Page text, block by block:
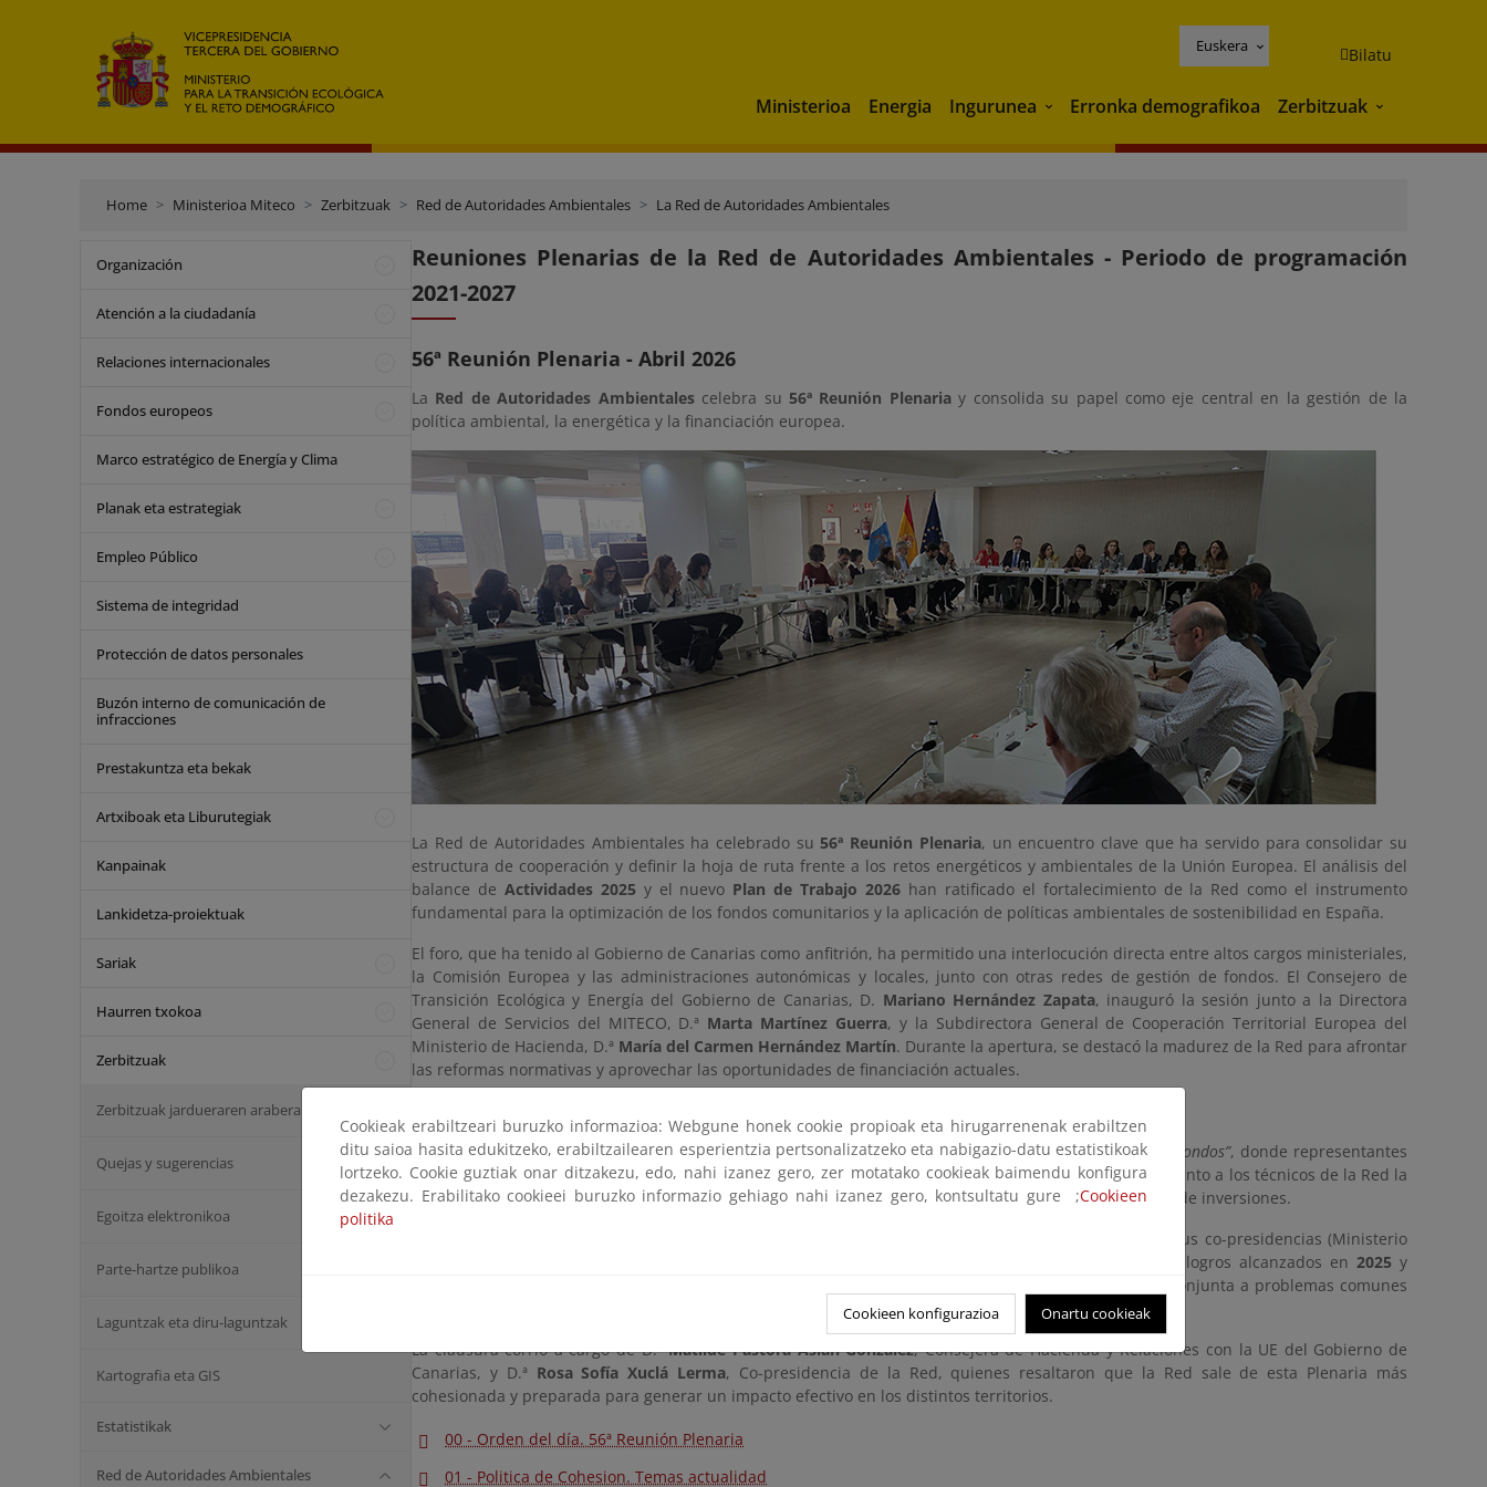
Euskera Bilatu
Ministerioa Energia Ingurunea Ingurunea
Erronka demografikoa Zerbitzuak Zerbitzuak
Home Ministerioa Miteco Zerbitzuak Red de Autoridades Ambientales La Red de Autoridades Ambientales
Organización
Atención a la ciudadanía
Relaciones internacionales
Fondos europeos
Marco estratégico de Energía y Clima
Planak eta estrategiak
Empleo Público
Sistema de integridad
Protección de datos personales
Buzón interno de comunicación de
infracciones
Prestakuntza eta bekak
Artxiboak eta Liburutegiak
Kanpainak
Lankidetza-proiektuak
Sariak
Haurren txokoa
Zerbitzuak
Zerbitzuak jardueraren arabera
Quejas y sugerencias
Egoitza elektronikoa
Parte-hartze publikoa
Laguntzak eta diru-laguntzak
Kartografia eta GIS
Estatistikak
Red de Autoridades Ambientales
Reuniones Plenarias de la Red de Autoridades Ambientales - Periodo de programación
2021-2027
56ª Reunión Plenaria - Abril 2026
La Red de Autoridades Ambientalescelebra su56ª Reunión Plenariay consolida su papel como eje central en la gestión de la
política ambiental, la energética y la financiación europea.
La Red de Autoridades Ambientales ha celebrado su56ª Reunión Plenaria, un encuentro clave que ha servido para consolidar su
estructura de cooperación y definir la hoja de ruta frente a los retos energéticos y ambientales de la Unión Europea. El análisis del
balance de Actividades 2025y el nuevo Plan de Trabajo 2026 han ratificado el fortalecimiento de la Red como el instrumento
fundamental para la optimización de los fondos comunitarios y la aplicación de políticas ambientales de sostenibilidad en España.
El foro, que ha tenido al Gobierno de Canarias como anfitrión, ha permitido una interlocución directa entre altos cargos ministeriales,
la Comisión Europea y las administraciones autonómicas y locales, junto con otras redes de gestión de fondos. El Consejero de
Transición Ecológica y Energía del Gobierno de Canarias, D. Mariano Hernández Zapata, inauguró la sesión junto a la Directora
General de Servicios del MITECO, D.ª Marta Martínez Guerra, y la Subdirectora General de Cooperación Territorial Europea del
Ministerio de Hacienda, D.ª María del Carmen Hernández Martín. Durante la apertura, se destacó la madurez de la Red para afrontar
las reformas normativas y aprovechar las oportunidades de financiación actuales.
Uno de los ejes centrales fue el bloque“Novedades, retos y oportunidades en energía, medio ambiente y fondos”, donde representantes
de la Comisión Europea (DG Medio Ambiente, DG Política Regional y Urbana, y DG Energía) analizaron junto a los técnicos de la Red la
necesidad de alinear las estrategias territoriales con las prioridades de Bruselas para asegurar el flujo de inversiones.
La consolidación institucional de la Red quedó patente en la intervención de los representantes de sus co-presidencias (Ministerio
para la Transición Ecológica y Reto Demográfico y Ministerio de Hacienda), quienes detallaron los logros alcanzados en 2025y
. Este último documento prioriza la respuesta conjunta a problemas comunes
de las regiones y la agilización en la ejecución de los programas europeos.
La clausura corrió a cargo de D.ªMatilde Pastora Asián González, Consejera de Hacienda y Relaciones con la UE del Gobierno de
Canarias, y D.ª Rosa Sofía Xuclá Lerma, Co-presidencia de la Red, quienes resaltaron que la Red sale de esta Plenaria más
cohesionada y preparada para generar un impacto efectivo en los distintos territorios.
00 - Orden del día. 56ª Reunión Plenaria
01 - Politica de Cohesion. Temas actualidad
Cookieak erabiltzeari buruzko informazioa: Webgune honek cookie propioak eta hirugarrenenak erabiltzen
ditu saioa hasita edukitzeko, erabiltzailearen esperientzia pertsonalizatzeko eta nabigazio-datu estatistikoak
lortzeko. Cookie guztiak onar ditzakezu, edo, nahi izanez gero, zer motatako cookieak baimendu konfigura
dezakezu. Erabilitako cookieei buruzko informazio gehiago nahi izanez gero, kontsultatu gure ;Cookieen
politika
Cookieen konfigurazioa Onartu cookieak